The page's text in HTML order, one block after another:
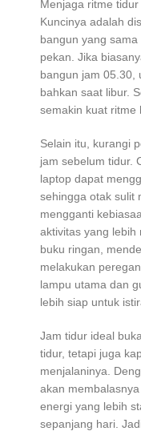
Menjaga ritme
Kuncinya adalah
bangun yang
pekan. Jika
bangun jam 05.30,
bahkan saat libur.
semakin kuat ritme
Selain itu, kurangi
jam sebelum tidur.
laptop dapat
sehingga otak sulit
mengganti
aktivitas yang lebih
buku ringan,
melakukan
lampu utama dan
lebih siap untuk
Jam tidur ideal
tidur, tetapi juga
menjalaninya.
akan
energi yang lebih
sepanjang hari.